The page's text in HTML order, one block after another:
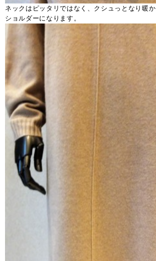
ネックはピッタリではなく、クシュっとなり暖か
ショルダーになります。